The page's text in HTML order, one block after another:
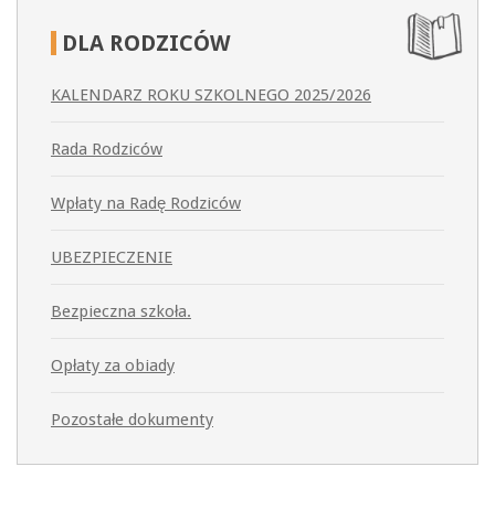
DLA RODZICÓW
KALENDARZ ROKU SZKOLNEGO 2025/2026
Rada Rodziców
Wpłaty na Radę Rodziców
UBEZPIECZENIE
Bezpieczna szkoła.
Opłaty za obiady
Pozostałe dokumenty